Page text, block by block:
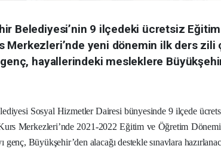
Belediyesi’nin 9 ilçedeki ücretsiz
Merkezleri’nde yeni dönemin ilk ders zili
hayallerindeki mesleklere
Sosyal Hizmetler Dairesi bünyesinde 9 ilçede
Merkezleri’nde 2021-2022 Eğitim ve Öğretim
genç, Büyükşehir’den alacağı destekle sınavlara